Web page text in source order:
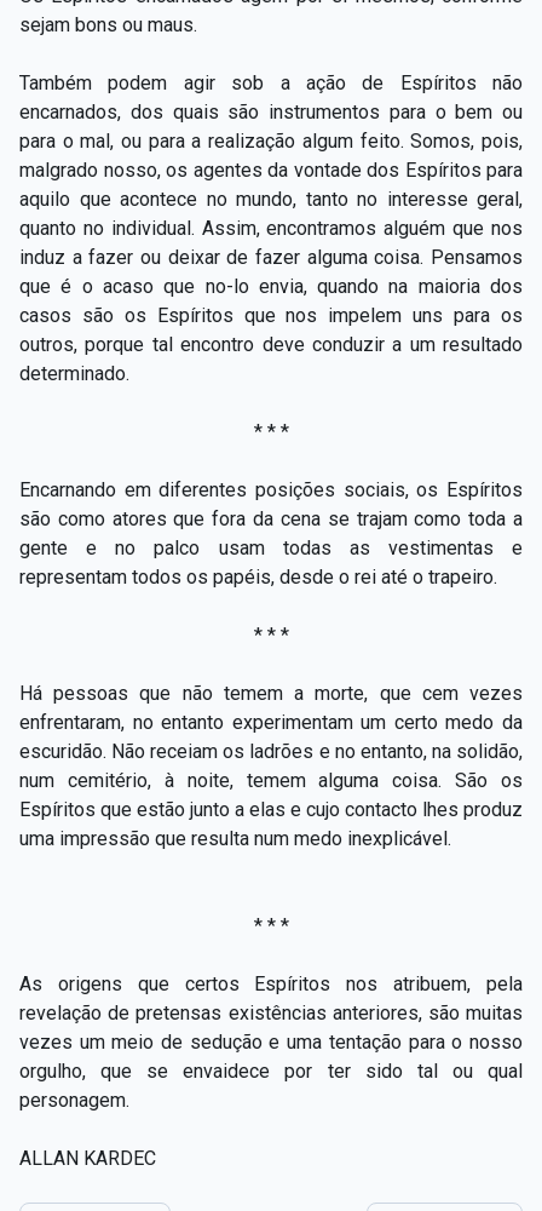
sejam bons ou maus.
Também podem agir sob a ação de Espíritos não
encarnados, dos quais são instrumentos para o bem ou
para o mal, ou para a realização algum feito. Somos, pois,
malgrado nosso, os agentes da vontade dos Espíritos para
aquilo que acontece no mundo, tanto no interesse geral,
quanto no individual. Assim, encontramos alguém que nos
induz a fazer ou deixar de fazer alguma coisa. Pensamos
que é o acaso que no-lo envia, quando na maioria dos
casos são os Espíritos que nos impelem uns para os
outros, porque tal encontro deve conduzir a um resultado
determinado.
* * *
Encarnando em diferentes posições sociais, os Espíritos
são como atores que fora da cena se trajam como toda a
gente e no palco usam todas as vestimentas e
representam todos os papéis, desde o rei até o trapeiro.
* * *
Há pessoas que não temem a morte, que cem vezes
enfrentaram, no entanto experimentam um certo medo da
escuridão. Não receiam os ladrões e no entanto, na solidão,
num cemitério, à noite, temem alguma coisa. São os
Espíritos que estão junto a elas e cujo contacto lhes produz
uma impressão que resulta num medo inexplicável.
* * *
As origens que certos Espíritos nos atribuem, pela
revelação de pretensas existências anteriores, são muitas
vezes um meio de sedução e uma tentação para o nosso
orgulho, que se envaidece por ter sido tal ou qual
personagem.
ALLAN KARDEC